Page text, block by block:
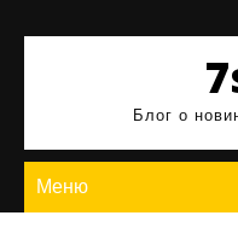
Блог о
Меню